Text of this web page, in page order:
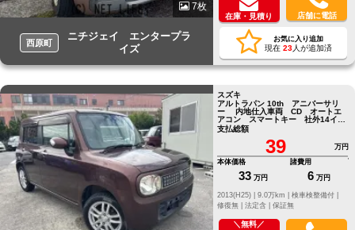
7枚
西原町
ニチジェイ エンタープラ
イズ
在庫・見積り 店舗に電話
お気に入り追加
現在 23人が追加済
スズキ
アルトラパン 10th アニバーサリ
ー 内地仕入車両 CD オートエ
アコン スマートキー 社外14イン
チアルミホイール
支払総額
39
万円
本体価格
33 万円
諸費用
6 万円
修復無 | 法定含 | 保証無
＼無料／